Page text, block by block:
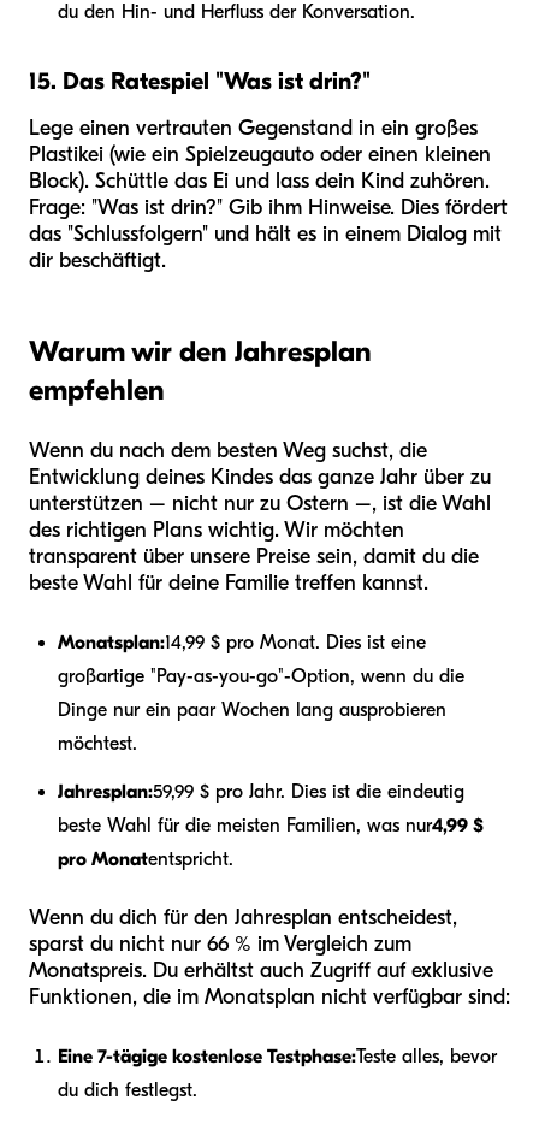
du den Hin- und Herfluss der Konversation.
15. Das Ratespiel "Was ist drin?"
Lege einen vertrauten Gegenstand in ein großes
Plastikei (wie ein Spielzeugauto oder einen kleinen
Block). Schüttle das Ei und lass dein Kind zuhören.
Frage: "Was ist drin?" Gib ihm Hinweise. Dies fördert
das "Schlussfolgern" und hält es in einem Dialog mit
dir beschäftigt.
Warum wir den Jahresplan
empfehlen
Wenn du nach dem besten Weg suchst, die
Entwicklung deines Kindes das ganze Jahr über zu
unterstützen – nicht nur zu Ostern –, ist die Wahl
des richtigen Plans wichtig. Wir möchten
transparent über unsere Preise sein, damit du die
beste Wahl für deine Familie treffen kannst.
Monatsplan:14,99 $ pro Monat. Dies ist eine
großartige "Pay-as-you-go"-Option, wenn du die
Dinge nur ein paar Wochen lang ausprobieren
möchtest.
Jahresplan:59,99 $ pro Jahr. Dies ist die eindeutig
beste Wahl für die meisten Familien, was nur4,99 $
pro Monatentspricht.
Wenn du dich für den Jahresplan entscheidest,
sparst du nicht nur 66 % im Vergleich zum
Monatspreis. Du erhältst auch Zugriff auf exklusive
Funktionen, die im Monatsplan nicht verfügbar sind:
Eine 7-tägige kostenlose Testphase:Teste alles, bevor
du dich festlegst.